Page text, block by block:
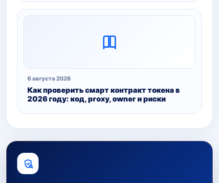
6 августа 2026
Как проверить смарт контракт токена в
2026 году: код, proxy, owner и риски